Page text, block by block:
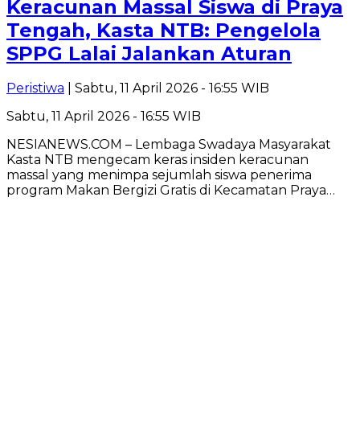
Keracunan Massal Siswa di Praya
Tengah, Kasta NTB: Pengelola
SPPG Lalai Jalankan Aturan
Peristiwa | Sabtu, 11 April 2026 - 16:55 WIB
Sabtu, 11 April 2026 - 16:55 WIB
​NESIANEWS.COM – Lembaga Swadaya Masyarakat
Kasta NTB mengecam keras insiden keracunan
massal yang menimpa sejumlah siswa penerima
program Makan Bergizi Gratis di Kecamatan Praya…